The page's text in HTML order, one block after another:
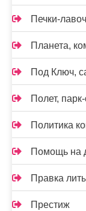
Печки-
Планета,
Под Ключ,
Полет,
Политика
Помощь на
Правка
Престиж